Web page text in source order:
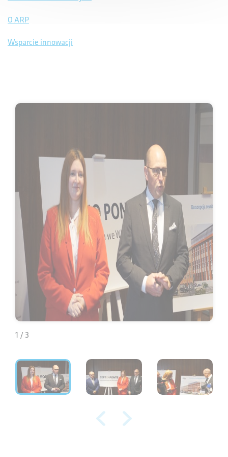
O ARP
Wsparcie innowacji
1 / 3